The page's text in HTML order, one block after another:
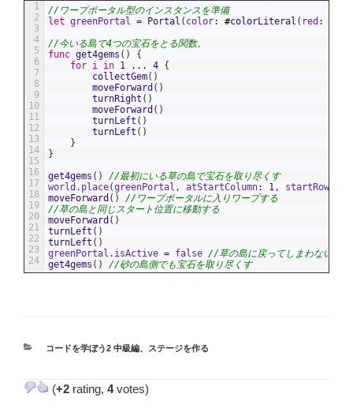
1
2
3
4
5
6
7
8
9
10
11
12
13
14
15
16
17
18
19
20
21
22
23
24
//ワープポータル型のインスタンスを準備
let greenPortal = Portal ( color: #colorLiteral ( red :
//今いる島で4つの宝石をとる関数。
func get4gems ( )
{
for i in 1 ... 4 {
collectGem( )
moveForward ( )
turnRight ( )
moveForward ( )
turnLeft ( )
turnLeft ( )
}
}
get4gems ( )
//最初にいる草の島で宝石を取り尽くす
world . place(greenPortal , atStartColumn: 1, startRow
moveForward ( )
//ワープポータルに入りワープする
//草の島と同じスタート位置に移動する
moveForward ( )
turnLeft ( )
turnLeft ( )
greenPortal . isActive = false //草の島に戻ってしまわないよう
get4gems ( ) //砂の島側でも宝石を取り尽くす
カ
リ
コードを学ぼう2 中級編、 ステージを作る
(+2 rating, 4votes)